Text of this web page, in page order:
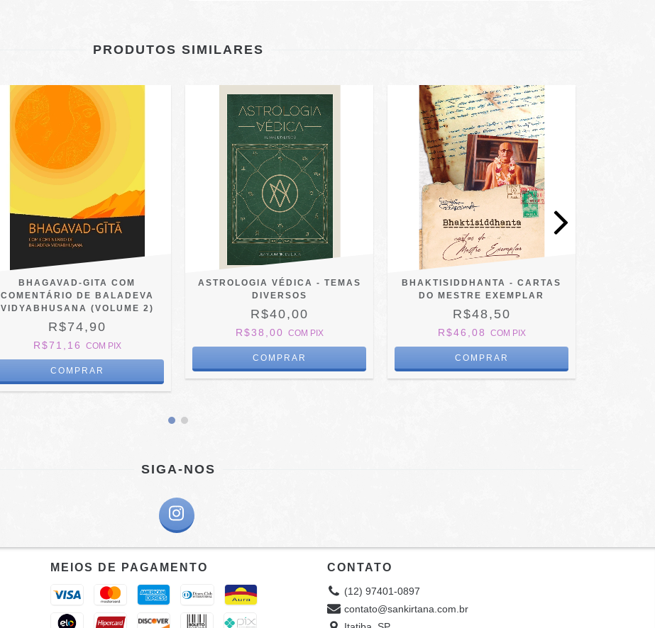
PRODUTOS SIMILARES
BHAGAVAD-GITA COM
COMENTÁRIO DE BALADEVA
VIDYABHUSANA (VOLUME 2)
R$74,90
R$71,16 COM PIX
ASTROLOGIA VÉDICA - TEMAS
DIVERSOS
R$40,00
R$38,00 COM PIX
BHAKTISIDDHANTA - CARTAS
DO MESTRE EXEMPLAR
R$48,50
R$46,08 COM PIX
SIGA-NOS
MEIOS DE PAGAMENTO CONTATO
(12) 97401-0897
contato@sankirtana.com.br